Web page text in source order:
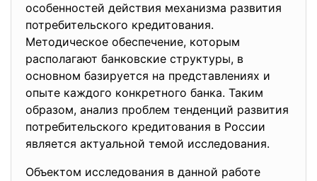
особенностей действия механизма развития
потребительского кредитования.
Методическое обеспечение, которым
располагают банковские структуры, в
основном базируется на представлениях и
опыте каждого конкретного банка. Таким
образом, анализ проблем тенденций развития
потребительского кредитования в России
является актуальной темой исследования.
Объектом исследования в данной работе